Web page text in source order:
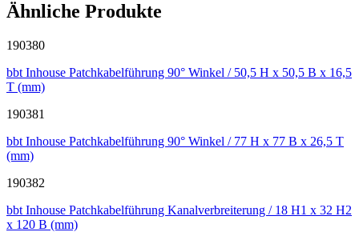
Ähnliche Produkte
190380
bbt Inhouse Patchkabelführung 90° Winkel / 50,5 H x 50,5 B x 16,5
T (mm)
190381
bbt Inhouse Patchkabelführung 90° Winkel / 77 H x 77 B x 26,5 T
(mm)
190382
bbt Inhouse Patchkabelführung Kanalverbreiterung / 18 H1 x 32 H2
x 120 B (mm)